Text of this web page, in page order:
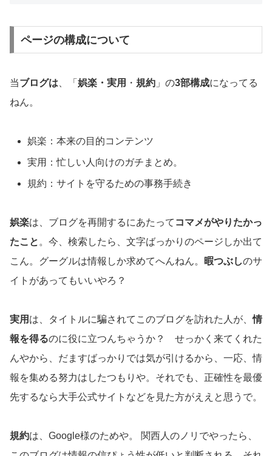
ページの構成について
当ブログは 、「 娯楽・実用 ・ 規約 」の3部構成になってる
ねん。
娯楽：本来の目的コンテンツ
実用：忙しい人向けのガチまとめ。
規約：サイトを守るための事務手続き
娯楽は、ブログを再開するにあたって コマメがやりたかっ
たこと 。今、検索したら、文字ばっかりのページしか出て
こん。グーグルは情報しか求めてへんねん。
暇つぶしのサ
イトがあってもいいやろ？
実用 は、タイトルに騙されてこのブログを訪れた人が、情
報を得るのに役に立つんちゃうか？ せっかく来てくれた
んやから、だますばっかりでは気が引けるから、一応、情
報を集める努力はしたつもりや。それでも、正確性を最優
先するなら大手公式サイトなどを見た方がええと思うで。
規約は、Google様のためや。 関西人のノリでやったら、